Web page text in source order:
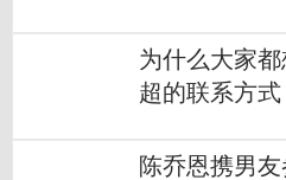
为什么大家
超的联系方式
陈乔恩携男